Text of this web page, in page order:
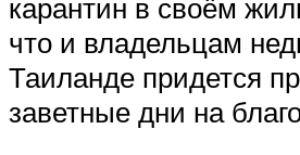
карантин в своём
что и владельцам
Таиланде придется
заветные дни на